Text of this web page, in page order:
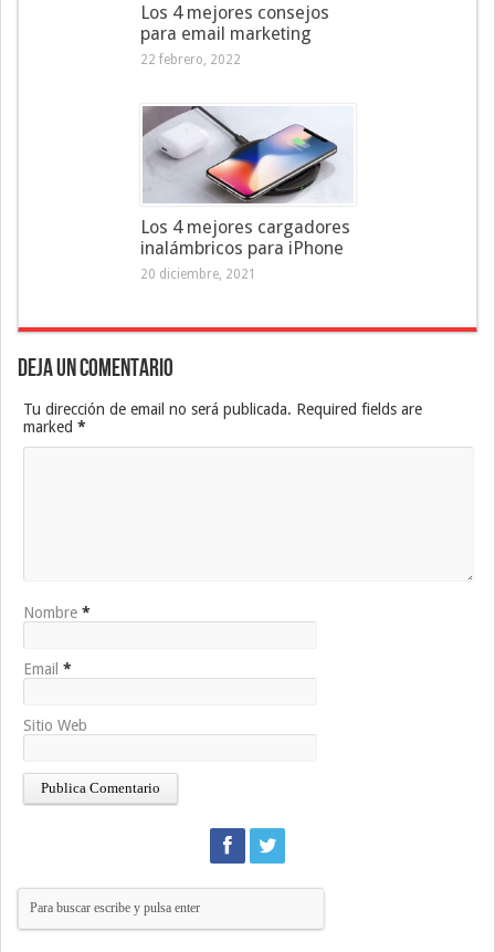
Los 4 mejores consejos
para email marketing
22 febrero, 2022
Los 4 mejores cargadores
inalámbricos para iPhone
20 diciembre, 2021
Deja un Comentario
Tu dirección de email no será publicada. Required fields are
marked *
Nombre *
Email *
Sitio Web